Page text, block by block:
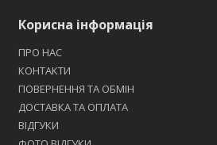
Корисна інформація
ПРО НАС
КОНТАКТИ
ПОВЕРНЕННЯ ТА ОБМІН
ДОСТАВКА ТА ОПЛАТА
ВІДГУКИ